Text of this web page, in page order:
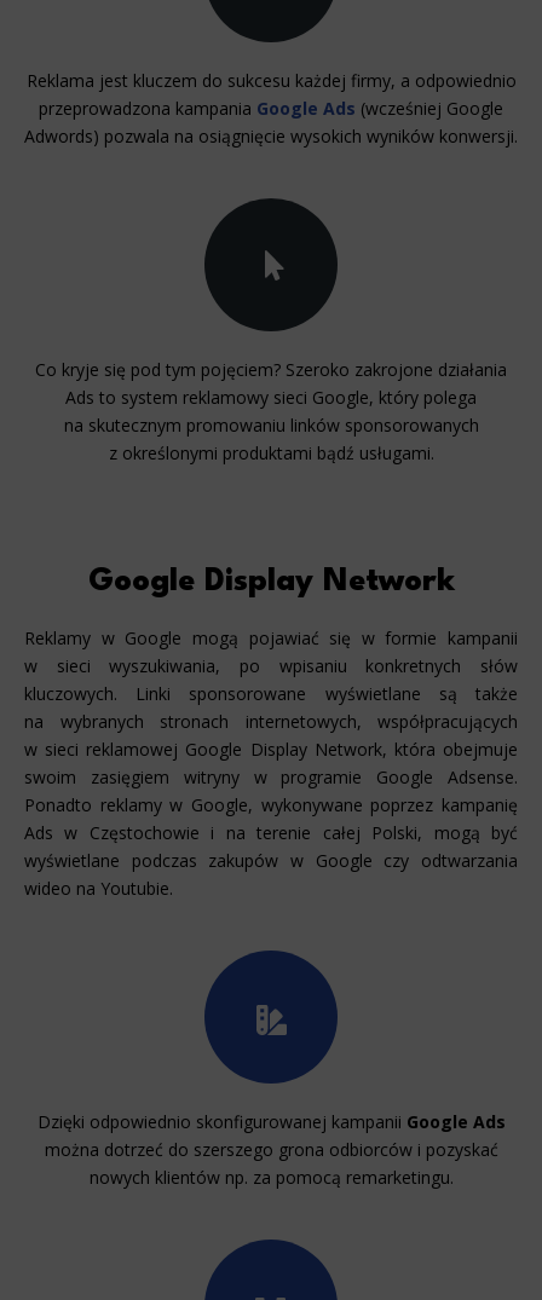
Reklama jest kluczem do sukcesu każdej firmy, a odpowiednio
przeprowadzona kampania Google Ads (wcześniej Google
Adwords) pozwala na osiągnięcie wysokich wyników konwersji.
Co kryje się pod tym pojęciem? Szeroko zakrojone działania
Ads to system reklamowy sieci Google, który polega
na skutecznym promowaniu linków sponsorowanych
z określonymi produktami bądź usługami.
Google Display Network
Reklamy w Google mogą pojawiać się w formie kampanii
w sieci wyszukiwania, po wpisaniu konkretnych słów
kluczowych. Linki sponsorowane wyświetlane są także
na wybranych stronach internetowych, współpracujących
w sieci reklamowej Google Display Network, która obejmuje
swoim zasięgiem witryny w programie Google Adsense.
Ponadto reklamy w Google, wykonywane poprzez kampanię
Ads w Częstochowie i na terenie całej Polski, mogą być
wyświetlane podczas zakupów w Google czy odtwarzania
wideo na Youtubie.
Dzięki odpowiednio skonfigurowanej kampanii Google Ads
można dotrzeć do szerszego grona odbiorców i pozyskać
nowych klientów np. za pomocą remarketingu.